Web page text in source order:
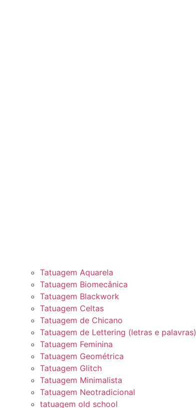
Tatuagem Aquarela
Tatuagem Biomecânica
Tatuagem Blackwork
Tatuagem Celtas
Tatuagem de Chicano
Tatuagem de Lettering (letras e palavras)
Tatuagem Feminina
Tatuagem Geométrica
Tatuagem Glitch
Tatuagem Minimalista
Tatuagem Neotradicional
tatuagem old school